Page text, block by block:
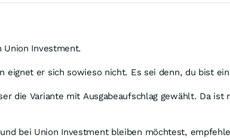
Union Investment.
eignet er sich sowieso nicht. Es sei denn, du bist
die Variante mit Ausgabeaufschlag gewählt. Da
bei Union Investment bleiben möchtest,